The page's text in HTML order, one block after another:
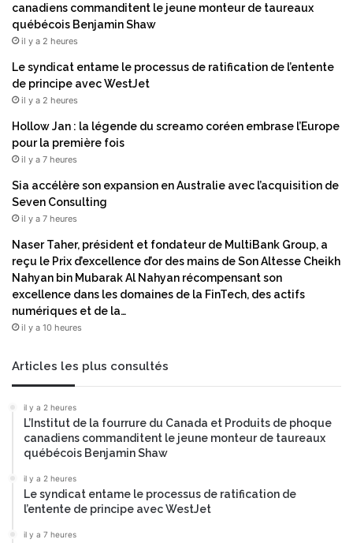
canadiens commanditent le jeune monteur de taureaux
québécois Benjamin Shaw
il y a 2 heures
Le syndicat entame le processus de ratification de l’entente
de principe avec WestJet
il y a 2 heures
Hollow Jan : la légende du screamo coréen embrase l’Europe
pour la première fois
il y a 7 heures
Sia accélère son expansion en Australie avec l’acquisition de
Seven Consulting
il y a 7 heures
Naser Taher, président et fondateur de MultiBank Group, a
reçu le Prix d’excellence d’or des mains de Son Altesse Cheikh
Nahyan bin Mubarak Al Nahyan récompensant son
excellence dans les domaines de la FinTech, des actifs
numériques et de la…
il y a 10 heures
Articles les plus consultés
il y a 2 heures
L’Institut de la fourrure du Canada et Produits de phoque
canadiens commanditent le jeune monteur de taureaux
québécois Benjamin Shaw
il y a 2 heures
Le syndicat entame le processus de ratification de
l’entente de principe avec WestJet
il y a 7 heures